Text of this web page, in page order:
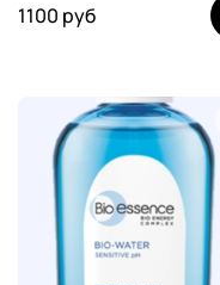
1100 руб